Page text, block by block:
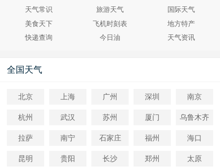
天气常识
旅游天气
国际天气
美食天下
飞机时刻表
地方特产
快递查询
今日油 天气资讯
全国天气
北京 上海 广州 深圳 南京
杭州 武汉 苏州 厦门 乌鲁木齐
拉萨 南宁 石家庄 福州 海口
昆明 贵阳 长沙 郑州 太原